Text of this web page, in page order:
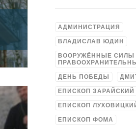
АДМИНИСТРАЦИЯ
ВЛАДИСЛАВ ЮДИН
ВООРУЖЁННЫЕ СИЛЫ
ДЕНЬ ПОБЕДЫ
ЕПИСКОП ЗАРАЙСКИЙ
ЕПИСКОП
ЕПИСКОП ФОМА